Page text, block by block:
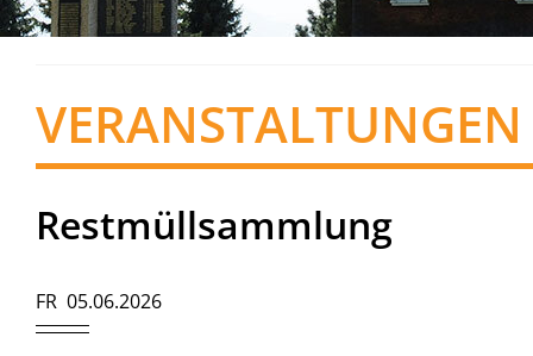
VERANSTALTUNGEN
Restmüllsammlung
FR 05.06.2026